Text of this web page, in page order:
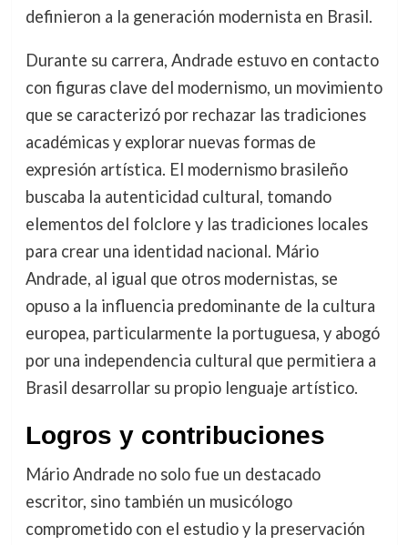
definieron a la generación modernista en Brasil.
Durante su carrera, Andrade estuvo en contacto
con figuras clave del modernismo, un movimiento
que se caracterizó por rechazar las tradiciones
académicas y explorar nuevas formas de
expresión artística. El modernismo brasileño
buscaba la autenticidad cultural, tomando
elementos del folclore y las tradiciones locales
para crear una identidad nacional. Mário
Andrade, al igual que otros modernistas, se
opuso a la influencia predominante de la cultura
europea, particularmente la portuguesa, y abogó
por una independencia cultural que permitiera a
Brasil desarrollar su propio lenguaje artístico.
Logros y contribuciones
Mário Andrade no solo fue un destacado
escritor, sino también un musicólogo
comprometido con el estudio y la preservación